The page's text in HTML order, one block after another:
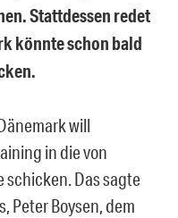
Stattdessen redet
könnte schon bald
will
in die von
schicken. Das sagte
Peter Boysen, dem